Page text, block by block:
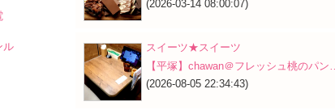
ル
(2026-03-14 08:00:07)
スイーツ★スイーツ
【平塚】chawan＠フレッシュ桃のパン…
(2026-08-05 22:34:43)